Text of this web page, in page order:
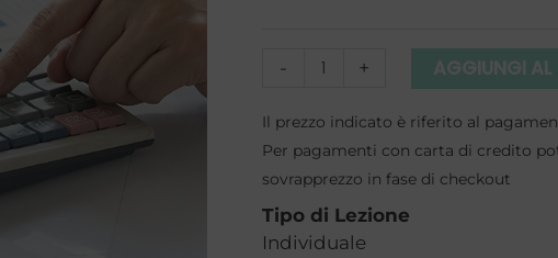
a
-
a
Rimini
quantità
+ AGGIUNGI AL
Il prezzo indicato è riferito al
Per pagamenti con carta di credito
sovrapprezzo in fase di checkout
Tipo di Lezione
Individuale